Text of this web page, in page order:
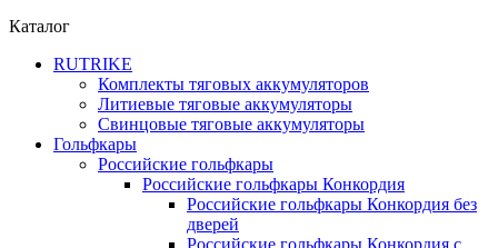
Каталог
RUTRIKE
Комплекты тяговых аккумуляторов
Литиевые тяговые аккумуляторы
Свинцовые тяговые аккумуляторы
Гольфкары
Российские гольфкары
Российские гольфкары Конкордия
Российские гольфкары Конкордия без
дверей